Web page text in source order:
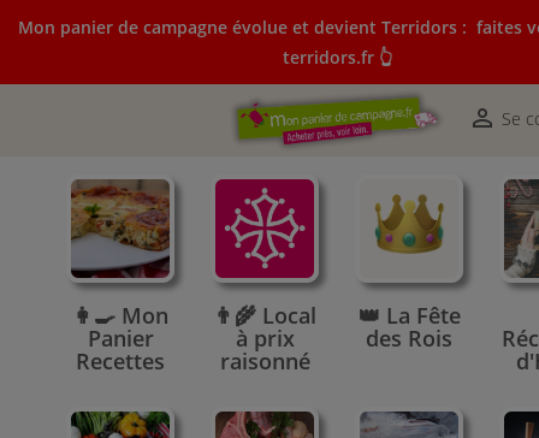
Mon panier de campagne évolue et devient Terridors : faites
terridors.fr 👆
 Se
Mon panier de campagne évolue et devient Terridors:
courses sur terridors.fr 👆
👩‍🍳 Mon
Panier
Recettes
👨‍🌾 Local
à prix
raisonné
👑 La Fête
des Rois